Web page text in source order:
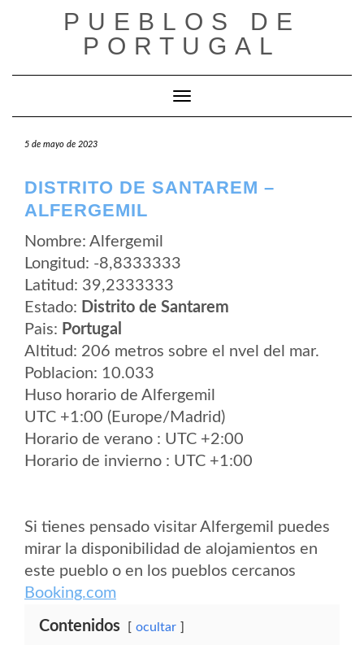
PUEBLOS DE
PORTUGAL
Cambiar modo de navegación
5 de mayo de 2023
DISTRITO DE SANTAREM –
ALFERGEMIL
Nombre: Alfergemil
Longitud: -8,8333333
Latitud: 39,2333333
Estado: Distrito de Santarem
Pais: Portugal
Altitud: 206 metros sobre el nvel del mar.
Poblacion: 10.033
Huso horario de Alfergemil
UTC +1:00 (Europe/Madrid)
Horario de verano : UTC +2:00
Horario de invierno : UTC +1:00
Si tienes pensado visitar Alfergemil puedes
mirar la disponibilidad de alojamientos en
este pueblo o en los pueblos cercanos
Booking.com
Contenidos ocultar